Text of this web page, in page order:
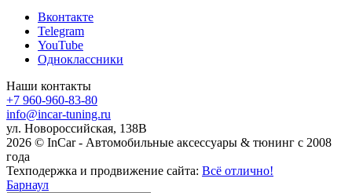
Вконтакте
Telegram
YouTube
Одноклассники
Наши контакты
+7 960-960-83-80
info@incar-tuning.ru
ул. Новороссийская, 138В
2026 © InCar - Автомобильные аксессуары & тюнинг с 2008
года
Техподержка и продвижение сайта: Всё отлично!
Барнаул